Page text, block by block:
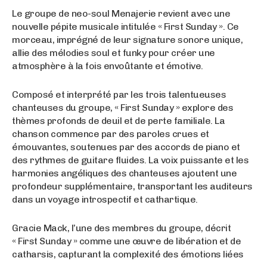
Le groupe de neo-soul Menajerie revient avec une
nouvelle pépite musicale intitulée « First Sunday ». Ce
morceau, imprégné de leur signature sonore unique,
allie des mélodies soul et funky pour créer une
atmosphère à la fois envoûtante et émotive.
Composé et interprété par les trois talentueuses
chanteuses du groupe, « First Sunday » explore des
thèmes profonds de deuil et de perte familiale. La
chanson commence par des paroles crues et
émouvantes, soutenues par des accords de piano et
des rythmes de guitare fluides. La voix puissante et les
harmonies angéliques des chanteuses ajoutent une
profondeur supplémentaire, transportant les auditeurs
dans un voyage introspectif et cathartique.
Gracie Mack, l’une des membres du groupe, décrit
« First Sunday » comme une œuvre de libération et de
catharsis, capturant la complexité des émotions liées